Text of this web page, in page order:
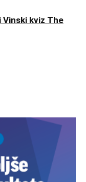
Vinski kviz The